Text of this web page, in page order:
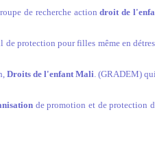
de recherche actiondroit de
de protection pour filles même en
Droits de l'enfant Mali . (GRADEM)
de promotion et de protection